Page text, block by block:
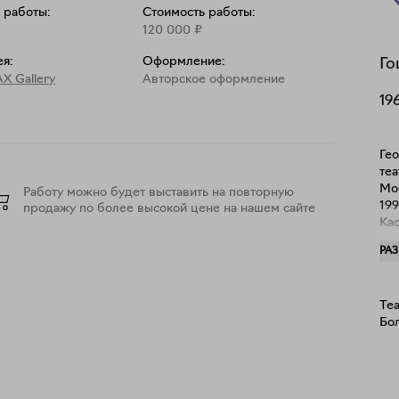
Gallery
Стоимость работы:
120 000 ₽
Оформление:
Aвторское оформление
Работу можно будет выставить на повторную
продажу по более высокой цене на нашем сайте